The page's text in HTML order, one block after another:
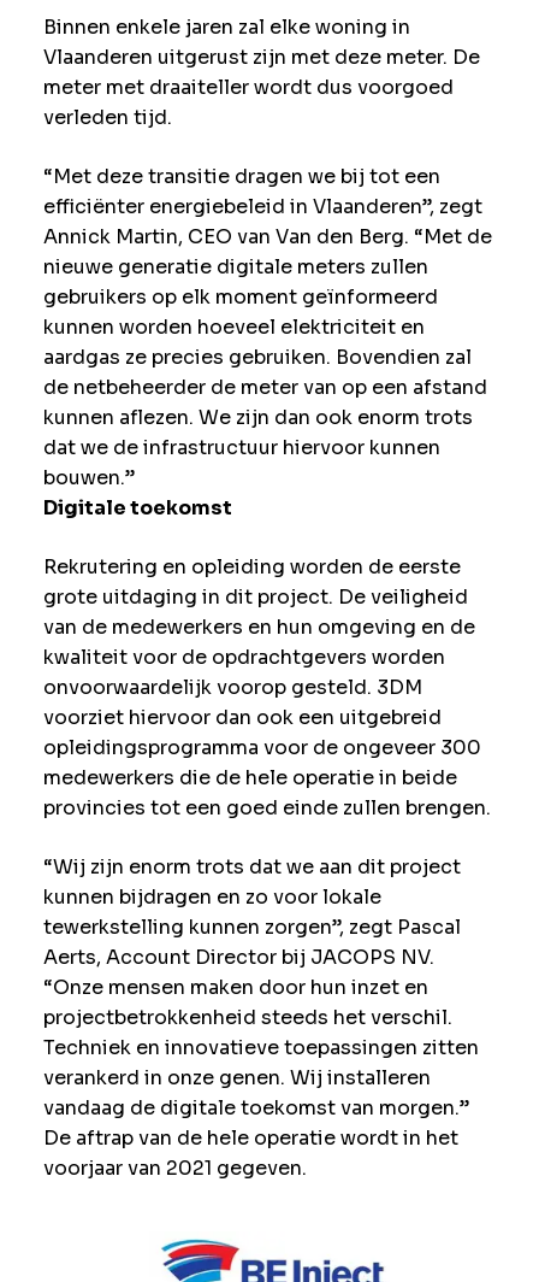
Binnen enkele jaren zal elke woning in
Vlaanderen uitgerust zijn met deze meter. De
meter met draaiteller wordt dus voorgoed
verleden tijd.
“Met deze transitie dragen we bij tot een
efficiënter energiebeleid in Vlaanderen”, zegt
Annick Martin, CEO van Van den Berg. “Met de
nieuwe generatie digitale meters zullen
gebruikers op elk moment geïnformeerd
kunnen worden hoeveel elektriciteit en
aardgas ze precies gebruiken. Bovendien zal
de netbeheerder de meter van op een afstand
kunnen aflezen. We zijn dan ook enorm trots
dat we de infrastructuur hiervoor kunnen
bouwen.”
Digitale toekomst
Rekrutering en opleiding worden de eerste
grote uitdaging in dit project. De veiligheid
van de medewerkers en hun omgeving en de
kwaliteit voor de opdrachtgevers worden
onvoorwaardelijk voorop gesteld. 3DM
voorziet hiervoor dan ook een uitgebreid
opleidingsprogramma voor de ongeveer 300
medewerkers die de hele operatie in beide
provincies tot een goed einde zullen brengen.
“Wij zijn enorm trots dat we aan dit project
kunnen bijdragen en zo voor lokale
tewerkstelling kunnen zorgen”, zegt Pascal
Aerts, Account Director bij JACOPS NV.
“Onze mensen maken door hun inzet en
projectbetrokkenheid steeds het verschil.
Techniek en innovatieve toepassingen zitten
verankerd in onze genen. Wij installeren
vandaag de digitale toekomst van morgen.”
De aftrap van de hele operatie wordt in het
voorjaar van 2021 gegeven.